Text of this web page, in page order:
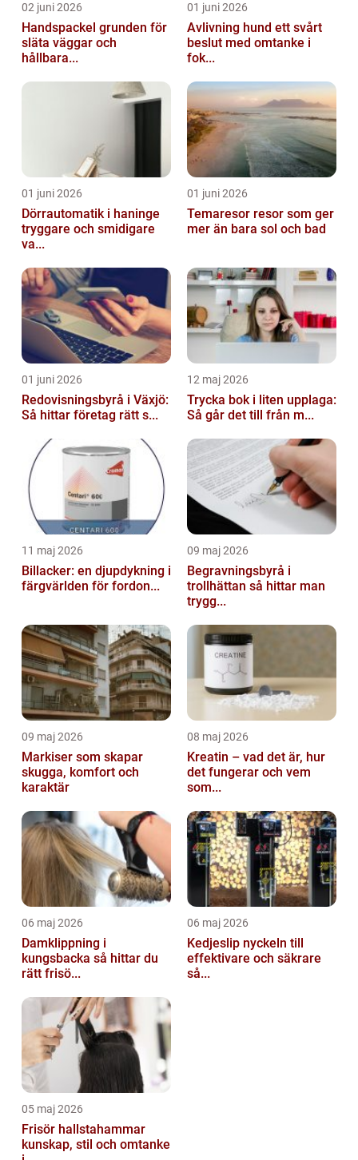
02 juni 2026
Handspackel grunden för
släta väggar och
hållbara...
01 juni 2026
Avlivning hund ett svårt
beslut med omtanke i
fok...
01 juni 2026
Dörrautomatik i haninge
tryggare och smidigare
va...
01 juni 2026
Temaresor resor som ger
mer än bara sol och bad
01 juni 2026
Redovisningsbyrå i Växjö:
Så hittar företag rätt s...
12 maj 2026
Trycka bok i liten upplaga:
Så går det till från m...
11 maj 2026
Billacker: en djupdykning i
färgvärlden för fordon...
09 maj 2026
Begravningsbyrå i
trollhättan så hittar man
trygg...
09 maj 2026
Markiser som skapar
skugga, komfort och
karaktär
08 maj 2026
Kreatin – vad det är, hur
det fungerar och vem
som...
06 maj 2026
Damklippning i
kungsbacka så hittar du
rätt frisö...
06 maj 2026
Kedjeslip nyckeln till
effektivare och säkrare
så...
05 maj 2026
Frisör hallstahammar
kunskap, stil och omtanke